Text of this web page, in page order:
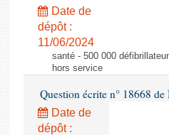
Date de
dépôt :
11/06/2024
santé - 500 000
hors service
Question écrite n° 18668
Date de
dépôt :